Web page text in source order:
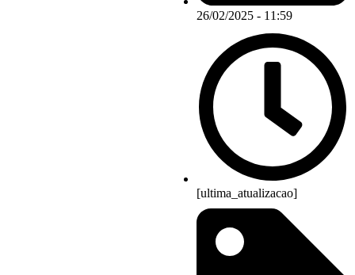
26/02/2025 - 11:59
[ultima_atualizacao]